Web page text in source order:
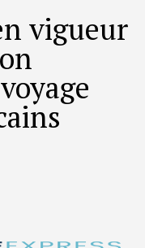
vigueur